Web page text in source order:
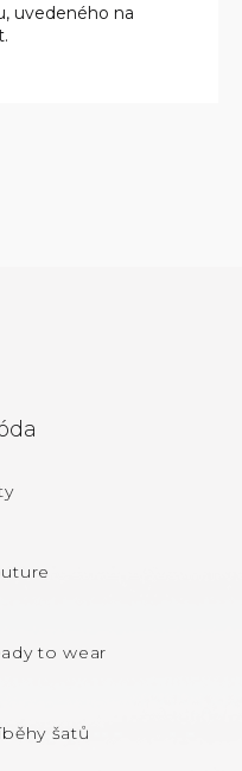
uvedeného na
to wear
šatů